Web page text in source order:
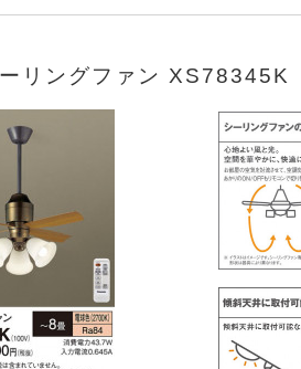
リングファン XS78345K